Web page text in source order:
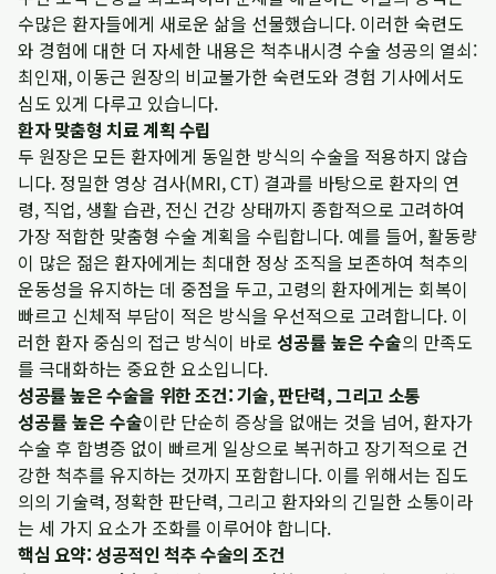
수많은 환자들에게 새로운 삶을 선물했습니다. 이러한 숙련도
와 경험에 대한 더 자세한 내용은 척추내시경 수술 성공의 열쇠:
최인재, 이동근 원장의 비교불가한 숙련도와 경험 기사에서도
심도 있게 다루고 있습니다.
환자 맞춤형 치료 계획 수립
두 원장은 모든 환자에게 동일한 방식의 수술을 적용하지 않습
니다. 정밀한 영상 검사(MRI, CT) 결과를 바탕으로 환자의 연
령, 직업, 생활 습관, 전신 건강 상태까지 종합적으로 고려하여
가장 적합한 맞춤형 수술 계획을 수립합니다. 예를 들어, 활동량
이 많은 젊은 환자에게는 최대한 정상 조직을 보존하여 척추의
운동성을 유지하는 데 중점을 두고, 고령의 환자에게는 회복이
빠르고 신체적 부담이 적은 방식을 우선적으로 고려합니다. 이
러한 환자 중심의 접근 방식이 바로 성공률 높은 수술의 만족도
를 극대화하는 중요한 요소입니다.
성공률 높은 수술을 위한 조건: 기술, 판단력, 그리고 소통
성공률 높은 수술이란 단순히 증상을 없애는 것을 넘어, 환자가
수술 후 합병증 없이 빠르게 일상으로 복귀하고 장기적으로 건
강한 척추를 유지하는 것까지 포함합니다. 이를 위해서는 집도
의의 기술력, 정확한 판단력, 그리고 환자와의 긴밀한 소통이라
는 세 가지 요소가 조화를 이루어야 합니다.
핵심 요약: 성공적인 척추 수술의 조건